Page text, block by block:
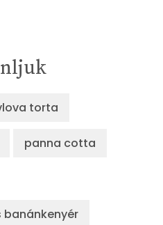
torta
panna cotta